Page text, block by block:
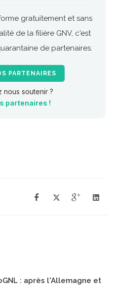
gratuitement et sans
de la filière GNV, c'est
de partenaires.
PARTENAIRES
nous soutenir ?
partenaires !
: après l'Allemagne et